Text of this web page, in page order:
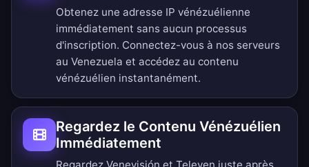
Obtenez une adresse IP vénézuélienne
immédiatement sans aucun processus
d'inscription. Connectez-vous à nos serveurs
au Venezuela et accédez au contenu
vénézuélien instantanément.
Regardez le Contenu Vénézuélien
Immédiatement